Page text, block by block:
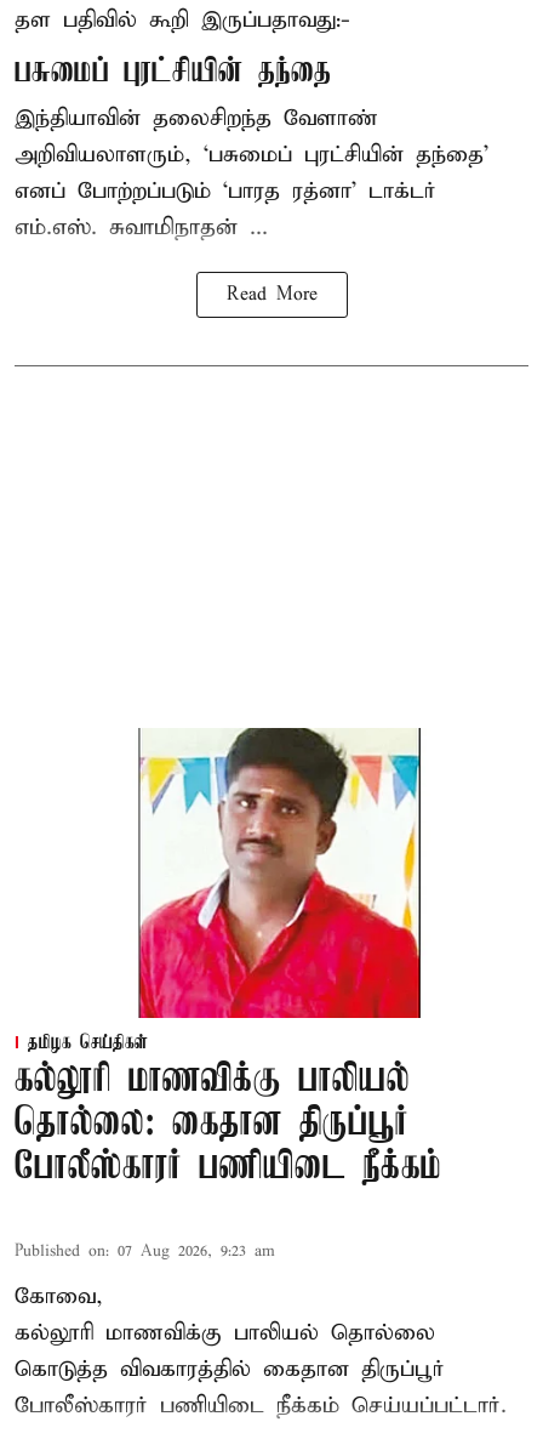
தள பதிவில் கூறி இருப்பதாவது:-
பசுமைப் புரட்சியின் தந்தை
இந்தியாவின் தலைசிறந்த வேளாண்
அறிவியலாளரும், ‘பசுமைப் புரட்சியின் தந்தை’
எனப் போற்றப்படும் ‘பாரத ரத்னா’ டாக்டர்
எம்.எஸ். சுவாமிநாதன் ...
Read More
தமிழக செய்திகள்
கல்லூரி மாணவிக்கு பாலியல்
தொல்லை: கைதான திருப்பூர்
போலீஸ்காரர் பணியிடை நீக்கம்
Published on: 07 Aug 2026, 9:23 am
கோவை,
கல்லூரி மாணவிக்கு பாலியல் தொல்லை
கொடுத்த விவகாரத்தில் கைதான திருப்பூர்
போலீஸ்காரர் பணியிடை நீக்கம் செய்யப்பட்டார்.